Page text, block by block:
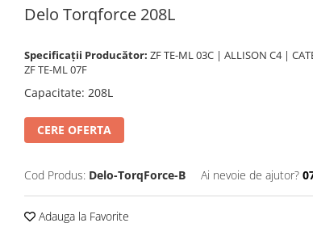
Delo Torqforce 208L
Specificații Producător: ZF TE-ML 03C | ALLISON C4 |
ZF TE-ML 07F
Capacitate: 208L
CERE OFERTA
Cod Produs: Delo-TorqForce-B Ai nevoie de ajutor?
Adauga la Favorite